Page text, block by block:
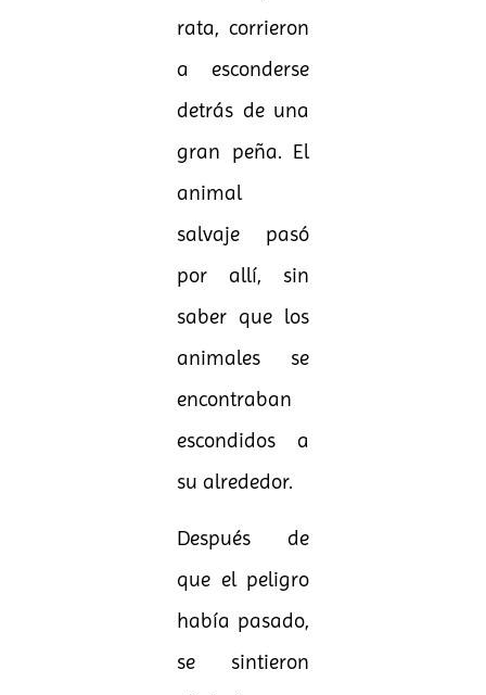
rata, corrieron
a esconderse
detrás de una
gran peña. El
animal
salvaje pasó
por allí, sin
saber que los
animales se
encontraban
escondidos a
su alrededor.
Después de
que el peligro
había pasado,
se sintieron